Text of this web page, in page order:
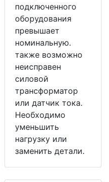
подключенного
оборудования
превышает
номинальную.
также возможно
неисправен
силовой
трансформатор
или датчик тока.
Необходимо
уменьшить
нагрузку или
заменить детали.